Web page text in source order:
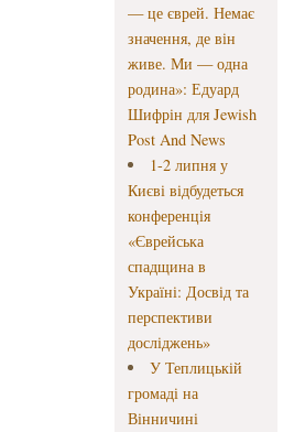
— це єврей. Немає
значення, де він
живе. Ми — одна
родина»: Едуард
Шифрін для Jewish
Post And News
1-2 липня у
Києві відбудеться
конференція
«Єврейська
спадщина в
Україні: Досвід та
перспективи
досліджень»
У Теплицькій
громаді на
Вінничині